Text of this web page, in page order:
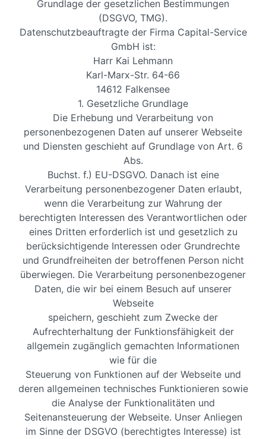
Grundlage der gesetzlichen Bestimmungen
(DSGVO, TMG).
Datenschutzbeauftragte der Firma Capital-Service
GmbH ist:
Harr Kai Lehmann
Karl-Marx-Str. 64-66
14612 Falkensee
1. Gesetzliche Grundlage
Die Erhebung und Verarbeitung von
personenbezogenen Daten auf unserer Webseite
und Diensten geschieht auf Grundlage von Art. 6
Abs.
Buchst. f.) EU-DSGVO. Danach ist eine
Verarbeitung personenbezogener Daten erlaubt,
wenn die Verarbeitung zur Wahrung der
berechtigten Interessen des Verantwortlichen oder
eines Dritten erforderlich ist und gesetzlich zu
berücksichtigende Interessen oder Grundrechte
und Grundfreiheiten der betroffenen Person nicht
überwiegen. Die Verarbeitung personenbezogener
Daten, die wir bei einem Besuch auf unserer
Webseite
speichern, geschieht zum Zwecke der
Aufrechterhaltung der Funktionsfähigkeit der
allgemein zugänglich gemachten Informationen
wie für die
Steuerung von Funktionen auf der Webseite und
deren allgemeinen technisches Funktionieren sowie
die Analyse der Funktionalitäten und
Seitenansteuerung der Webseite. Unser Anliegen
im Sinne der DSGVO (berechtigtes Interesse) ist